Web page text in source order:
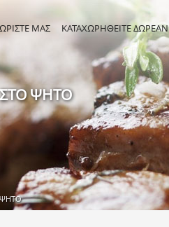
ΜΑΣ ΚΑΤΑΧΩΡΗΘΕΙΤΕ ΔΩΡΕΑΝ
ΨΗΤΟ